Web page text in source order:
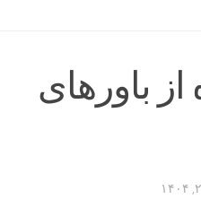
باورهای